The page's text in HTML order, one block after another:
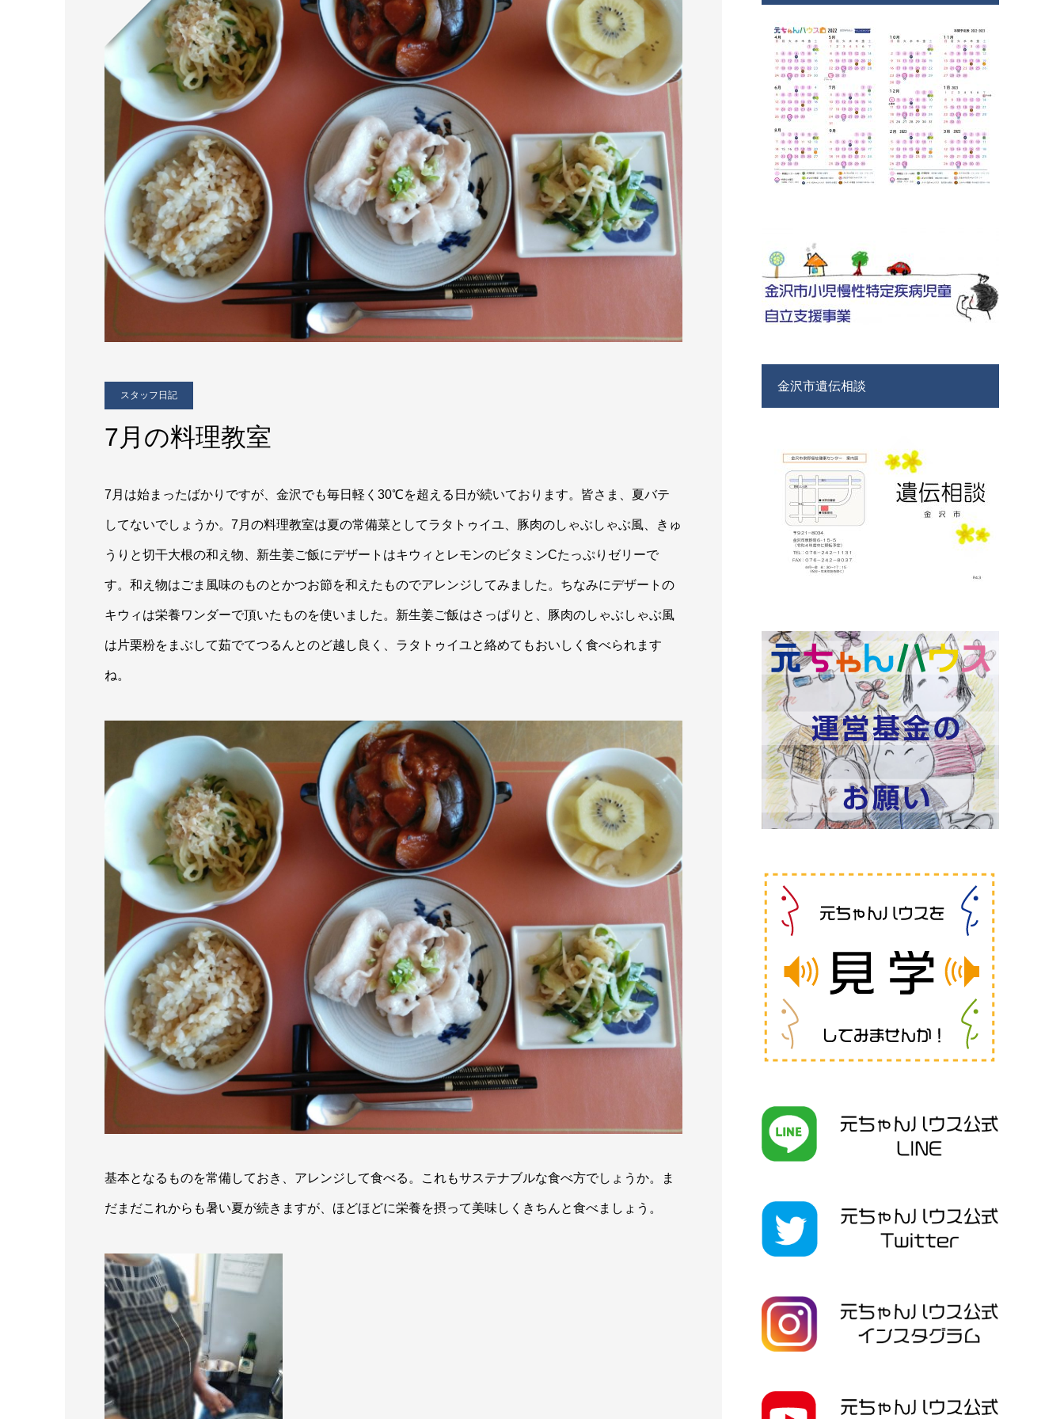
スタッフ日記
7月の料理教室
7月は始まったばかりですが、金沢でも毎日軽く30℃を超える日が続いております。皆さま、夏バテ
してないでしょうか。7月の料理教室は夏の常備菜としてラタトゥイユ、豚肉のしゃぶしゃぶ風、きゅ
うりと切干大根の和え物、新生姜ご飯にデザートはキウィとレモンのビタミンCたっぷりゼリーで
す。和え物はごま風味のものとかつお節を和えたものでアレンジしてみました。ちなみにデザートの
キウィは栄養ワンダーで頂いたものを使いました。新生姜ご飯はさっぱりと、豚肉のしゃぶしゃぶ風
は片栗粉をまぶして茹でてつるんとのど越し良く、ラタトゥイユと絡めてもおいしく食べられます
ね。
基本となるものを常備しておき、アレンジして食べる。これもサステナブルな食べ方でしょうか。ま
だまだこれからも暑い夏が続きますが、ほどほどに栄養を摂って美味しくきちんと食べましょう。
金沢市遺伝相談